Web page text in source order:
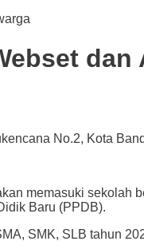
No.2, Kota
memasuki sekolah
Baru (PPDB).
SMK, SLB tahun